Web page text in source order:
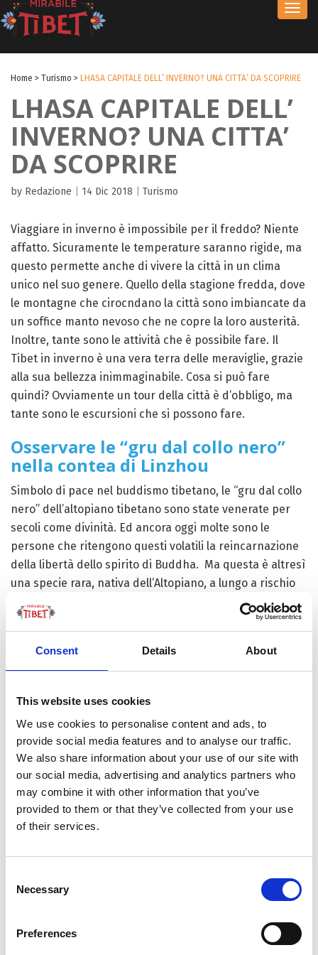
Consent Details About
This website uses cookies
We use cookies to personalise content and ads, to
provide social media features and to analyse our traffic.
We also share information about your use of our site with
our social media, advertising and analytics partners who
may combine it with other information that you’ve
provided to them or that they’ve collected from your use
of their services.
Selection
Necessary
Preferences
Home > Turismo > LHASA CAPITALE DELL’ INVERNO? UNA CITTA’ DA SCOPRIRE
LHASA CAPITALE DELL’
INVERNO? UNA CITTA’
DA SCOPRIRE
by Redazione 14 Dic 2018 Turismo
Viaggiare in inverno è impossibile per il freddo? Niente
affatto. Sicuramente le temperature saranno rigide, ma
questo permette anche di vivere la città in un clima
unico nel suo genere. Quello della stagione fredda, dove
le montagne che cirocndano la città sono imbiancate da
un soffice manto nevoso che ne copre la loro austerità.
Inoltre, tante sono le attività che è possibile fare. Il
Tibet in inverno è una vera terra delle meraviglie, grazie
alla sua bellezza inimmaginabile. Cosa si può fare
quindi? Ovviamente un tour della città è d’obbligo, ma
tante sono le escursioni che si possono fare.
Osservare le “gru dal collo nero”
nella contea di Linzhou
Simbolo di pace nel buddismo tibetano, le “gru dal collo
nero” dell’altopiano tibetano sono state venerate per
secoli come divinità. Ed ancora oggi molte sono le
persone che ritengono questi volatili la reincarnazione
della libertà dello spirito di Buddha. Ma questa è altresì
una specie rara, nativa dell’Altopiano, a lungo a rischio
d’estinzione. Tuttavia le cose sono cambiate. Dopo una
netta diminuzione anche a causa del bracconaggio, le
Mondo. Queste belle creature migrano a sud per le
parti centrali e meridionali del Tibet ogni inverno, dalle
fredde praterie del nord. La grande maggioranza delle
Linzhou, a nord di Lhasa. Ed ora è possibile assistere a
questo spettacolo della natura. La municipalità ha infatti
costruito dei punti d’avvistamento e tour guidati ad hoc
per ammirare questi straordinari animali. Si penserà al
solito consumismo? Niente affatto, tutti gli introiti dalle
visite vengono infatti devoluti al mantenimento e
politica che negli anni questi animal sono tornati a
Situate nella contea di Maizhokunggar, il sito termale